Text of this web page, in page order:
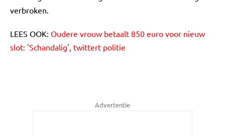
verbroken.
LEES OOK: Oudere vrouw betaalt 850 euro voor nieuw
slot: 'Schandalig', twittert politie
Advertentie